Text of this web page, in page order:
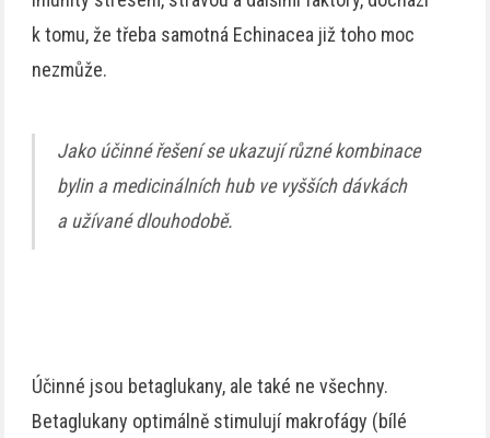
k tomu, že třeba samotná Echinacea již toho moc
nezmůže.
Jako účinné řešení se ukazují různé kombinace
bylin a medicinálních hub ve vyšších dávkách
a užívané dlouhodobě.
Účinné jsou betaglukany, ale také ne všechny.
Betaglukany optimálně stimulují makrofágy (bílé